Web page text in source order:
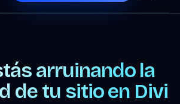
arruinando la
de tu sitio en Divi